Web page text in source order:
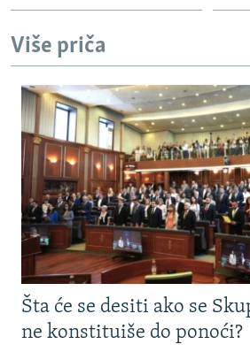
TV LIBERTY
POST SCRIPTUM
TRI DECENIJE OD RATA U BIH
SVE KARTE DEJTONA
NASTANAK I RASPAD JUGOSLAVIJE
Sve RFE/RL stranice
Više priča
Šta će se desiti ako se
ne konstituiše do ponoći?